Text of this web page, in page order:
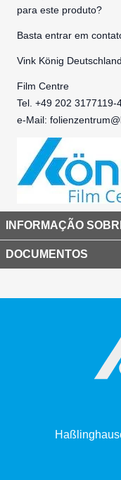
para este produto?
Basta entrar em
Vink König
Film Centre
Tel. +49 202 3177119-
e-Mail:
INFORMAÇÃO
DOCUMENTOS